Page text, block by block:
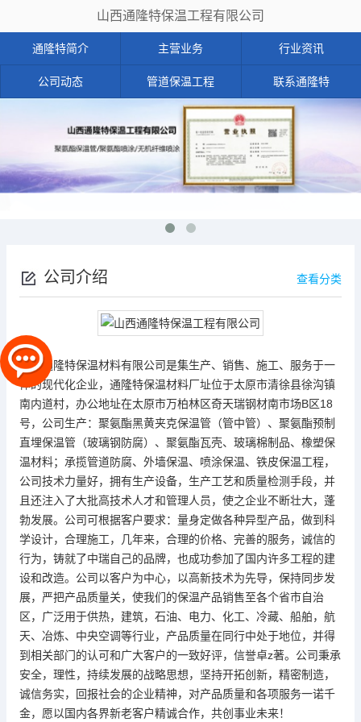
山西通隆特保温工程有限公司
通隆特简介 主营业务 行业资讯
公司动态 管道保温工程 联系通隆特
公司介绍 查看分类
山西通隆特保温材料有限公司是集生产、销售、施工、服务于一
体的现代化企业，通隆特保温材料厂址位于太原市清徐县徐沟镇
南内道村，办公地址在太原市万柏林区奇天瑞钢材南市场B区18
号，公司生产：聚氨酯黑黄夹克保温管（管中管）、聚氨酯预制
直埋保温管（玻璃钢防腐）、聚氨酯瓦壳、玻璃棉制品、橡塑保
温材料；承揽管道防腐、外墙保温、喷涂保温、铁皮保温工程，
公司技术力量好，拥有生产设备，生产工艺和质量检测手段，并
且还注入了大批高技术人才和管理人员，使之企业不断壮大，蓬
勃发展。公司可根据客户要求：量身定做各种异型产品，做到科
学设计，合理施工，几年来，合理的价格、完善的服务，诚信的
行为，铸就了中瑞自己的品牌，也成功参加了国内许多工程的建
设和改造。公司以客户为中心，以高新技术为先导，保持同步发
展，严把产品质量关，使我们的保温产品销售至各个省市自治
区，广泛用于供热，建筑，石油、电力、化工、冷藏、船舶，航
天、冶炼、中央空调等行业，产品质量在同行中处于地位，并得
到相关部门的认可和广大客户的一致好评，信誉卓z著。公司秉承
安全，理性，持续发展的战略思想，坚持开拓创新，精密制造，
诚信务实，回报社会的企业精神，对产品质量和各项服务一诺千
金，愿以国内各界新老客户精诚合作，共创事业未来！